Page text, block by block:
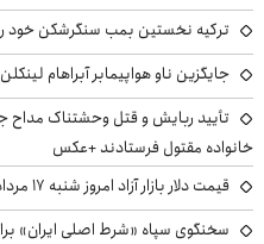
ترکیه نخستین بمب سنگرشکن خود را
جایگزین ناو هواپیمابر آبراهام
تأیید ربایش و قتل وحشتناک مداح
خانواده مقتول فرستادند +عکس
قیمت دلار بازار آزاد امروز شنبه ۱۷ مرداد ۱۴۰۵
سخنگوی سپاه «شرط اصلی ایران»